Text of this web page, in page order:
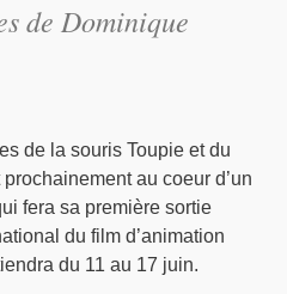
de Dominique
de la souris Toupie et du
au coeur d’un
fera sa première sortie
du film d’animation
du 11 au 17 juin.